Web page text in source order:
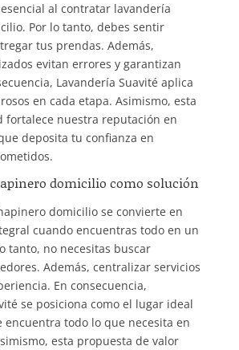
al contratar lavandería
Por lo tanto, debes sentir
tus prendas. Además,
evitan errores y garantizan
Lavandería Suavité aplica
en cada etapa. Asimismo, esta
fortalece nuestra reputación en
deposita tu confianza en
domicilio como solución
domicilio se convierte en
cuando encuentras todo en un
tanto, no necesitas buscar
Además, centralizar servicios
En consecuencia,
se posiciona como el lugar ideal
encuentra todo lo que necesita en
esta propuesta de valor